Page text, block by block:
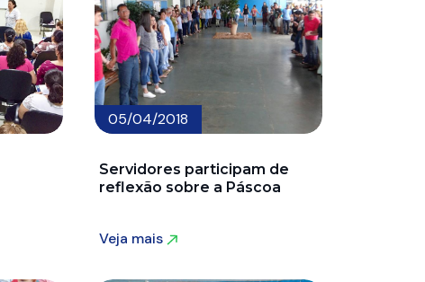
05/04/2018
Servidores participam de
reflexão sobre a Páscoa
Veja mais